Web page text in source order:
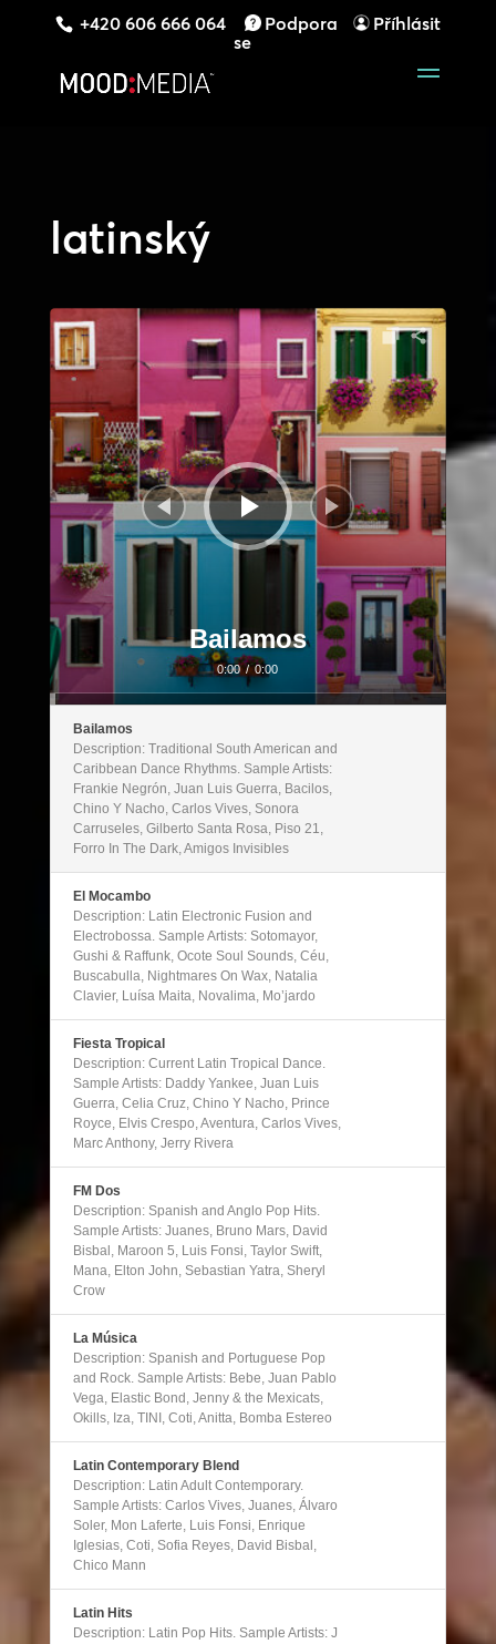
+420 606 666 064 Podpora
Příhlásit
se
latinský
Audio
přehrávač
Bailamos
0:00 / 0:00
Bailamos
Description: Traditional South American and
Caribbean Dance Rhythms. Sample Artists:
Frankie Negrón, Juan Luis Guerra, Bacilos,
Chino Y Nacho, Carlos Vives, Sonora
Carruseles, Gilberto Santa Rosa, Piso 21,
Forro In The Dark, Amigos Invisibles
El Mocambo
Description: Latin Electronic Fusion and
Electrobossa. Sample Artists: Sotomayor,
Gushi & Raffunk, Ocote Soul Sounds, Céu,
Buscabulla, Nightmares On Wax, Natalia
Clavier, Luísa Maita, Novalima, Mo’jardo
Fiesta Tropical
Description: Current Latin Tropical Dance.
Sample Artists: Daddy Yankee, Juan Luis
Guerra, Celia Cruz, Chino Y Nacho, Prince
Royce, Elvis Crespo, Aventura, Carlos Vives,
Marc Anthony, Jerry Rivera
FM Dos
Description: Spanish and Anglo Pop Hits.
Sample Artists: Juanes, Bruno Mars, David
Bisbal, Maroon 5, Luis Fonsi, Taylor Swift,
Mana, Elton John, Sebastian Yatra, Sheryl
Crow
La Música
Description: Spanish and Portuguese Pop
and Rock. Sample Artists: Bebe, Juan Pablo
Vega, Elastic Bond, Jenny & the Mexicats,
Okills, Iza, TINI, Coti, Anitta, Bomba Estereo
Latin Contemporary Blend
Description: Latin Adult Contemporary.
Sample Artists: Carlos Vives, Juanes, Álvaro
Soler, Mon Laferte, Luis Fonsi, Enrique
Iglesias, Coti, Sofia Reyes, David Bisbal,
Chico Mann
Latin Hits
Description: Latin Pop Hits. Sample Artists: J